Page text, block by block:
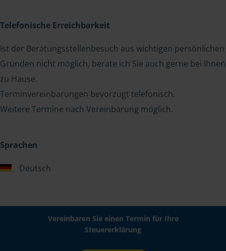
Telefonische Erreichbarkeit
Ist der Beratungsstellenbesuch aus wichtigen persönlichen
Gründen nicht möglich, berate ich Sie auch gerne bei Ihnen
zu Hause.
Terminvereinbarungen bevorzugt telefonisch.
Weitere Termine nach Vereinbarung möglich.
Sprachen
Deutsch
Vereinbaren Sie einen Termin für Ihre
Steuererklärung